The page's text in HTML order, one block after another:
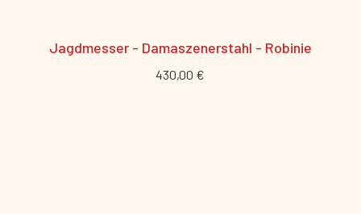
Jagdmesser - Damaszenerstahl - Robinie
430,00 €